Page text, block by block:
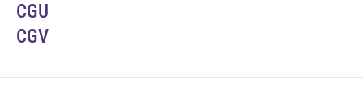
CGU
CGV